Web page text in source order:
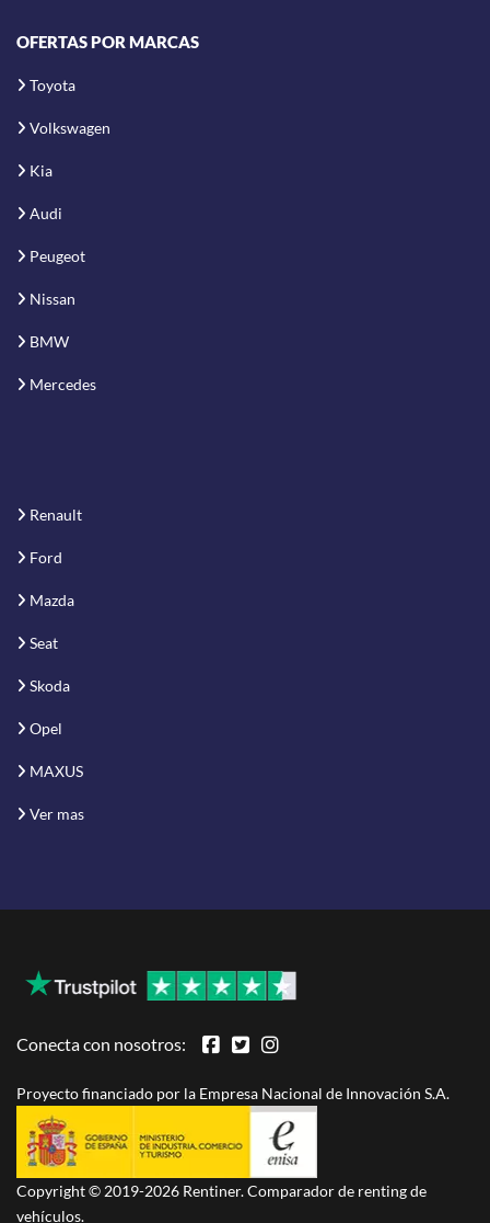
OFERTAS POR MARCAS
Toyota
Volkswagen
Kia
Audi
Peugeot
Nissan
BMW
Mercedes
Renault
Ford
Mazda
Seat
Skoda
Opel
MAXUS
Ver mas
Conecta con nosotros:
Proyecto financiado por la Empresa Nacional de Innovación S.A.
Copyright © 2019-2026 Rentiner. Comparador de renting de
vehículos.